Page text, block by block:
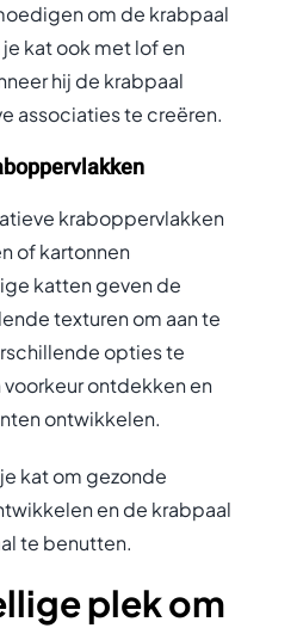
om de krabpaal
kat ook met lof en
hij de krabpaal
associaties te creëren.
kraboppervlakken
of kartonnen
katten geven de
texturen om aan te
opties te
voorkeur ontdekken en
ontwikkelen.
kat om gezonde
en de krabpaal
te benutten.
plek om